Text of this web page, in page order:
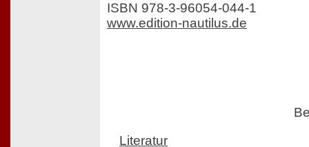
ISBN 978-3-96054-044-1
www.edition-nautilus.de
Literatur